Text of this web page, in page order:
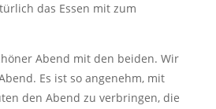
das Essen mit zum
Abend mit den beiden. Wir
Es ist so angenehm, mit
den Abend zu verbringen, die